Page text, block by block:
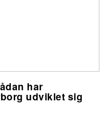
har
udviklet sig